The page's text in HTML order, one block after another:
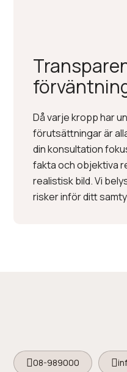
Då varje kropp har
förutsättningar är
din konsultation
fakta och objektiva
realistisk bild. Vi
risker inför ditt
08-989000